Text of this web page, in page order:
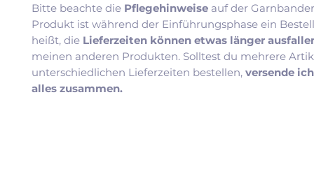
Bitte beachte die Pflegehinweise auf der
Produkt ist während der Einführungsphase ein
heißt, die Lieferzeiten können etwas länger
meinen anderen Produkten. Solltest du mehrere
unterschiedlichen Lieferzeiten bestellen, versende
alles zusammen.